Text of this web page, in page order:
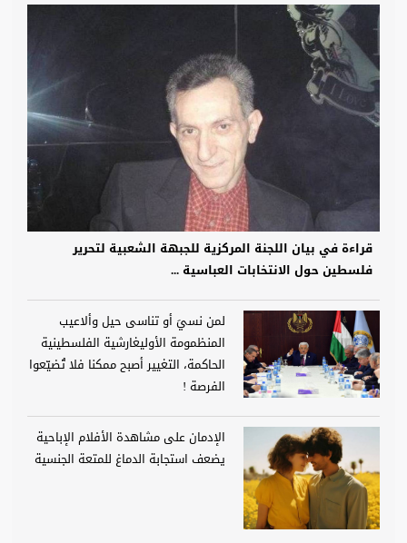
قراءة في بيان اللجنة المركزية للجبهة الشعبية لتحرير
فلسطين حول الانتخابات العباسية ...
لمن نسيَ أو تناسى حيل وألاعيب
المنظمومة الأوليغارشية الفلسطينية
الحاكمة، التغيير أصبح ممكنا فلا تُضيّعوا
الفرصة !
الإدمان على مشاهدة الأفلام الإباحية
يضعف استجابة الدماغ للمتعة الجنسية